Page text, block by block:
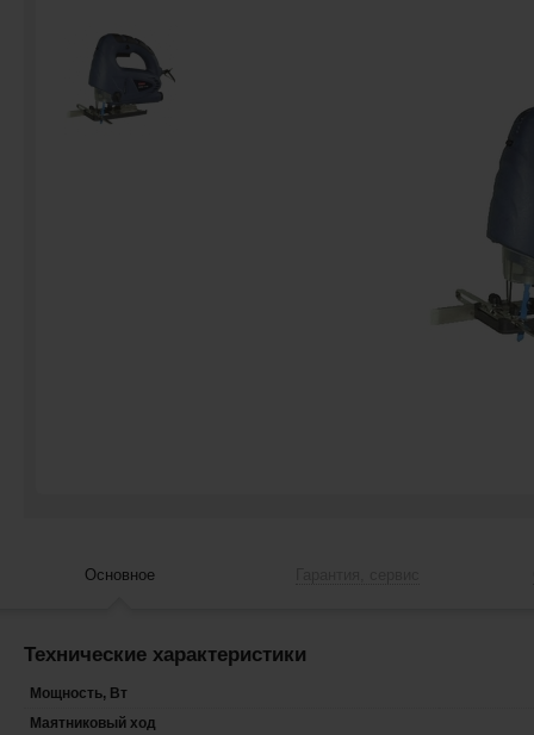
Основное
Технические характеристики
Мощность, Вт
Маятниковый ход